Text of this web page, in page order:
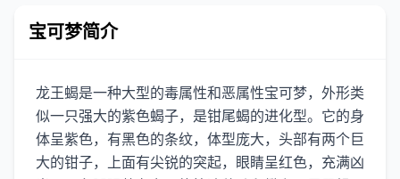
宝可梦简介
龙王蝎是一种大型的毒属性和恶属性宝可梦，外形类
似一只强大的紫色蝎子，是钳尾蝎的进化型。它的身
体呈紫色，有黑色的条纹，体型庞大，头部有两个巨
大的钳子，上面有尖锐的突起，眼睛呈红色，充满凶